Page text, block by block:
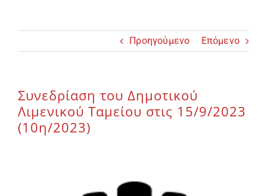
Ανακοινώσεις
Προηγούμενο Επόμενο
Συνεδρίαση του Δημοτικού
Λιμενικού Ταμείου στις 15/9/2023
(10η/2023)